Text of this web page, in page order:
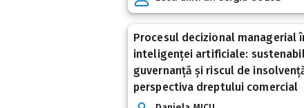
Procesul decizional managerial
inteligenței artificiale:
guvernanță și riscul de
perspectiva dreptului comercial